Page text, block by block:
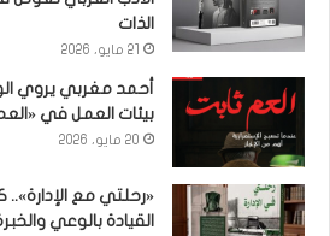
الذات
21 مايو، 2026
أحمد مغربي يروي
بيئات العمل في
20 مايو، 2026
«رحلتي مع
القيادة بالوعي